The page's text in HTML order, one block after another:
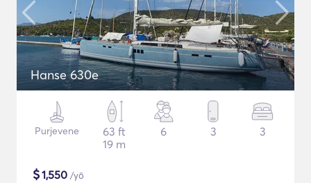
Hanse 630e
Purjevene
63 ft
19 m
6 3 3
$1,550 /yö